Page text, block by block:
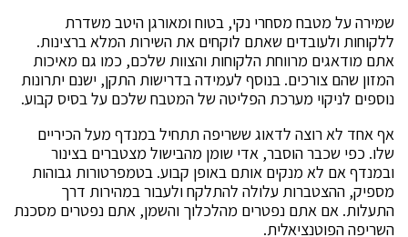
שמירה על מטבח מסחרי נקי, בטוח ומאורגן היטב משדרת
ללקוחות ולעובדים שאתם לוקחים את השירות המלא ברצינות.
אתם מודאגים מרווחת הלקוחות והצוות שלכם, כמו גם מאיכות
המזון שהם צורכים. בנוסף לעמידה בדרישות התקן, ישנם יתרונות
נוספים לניקוי מערכת הפליטה של המטבח שלכם על בסיס קבוע.
אף אחד לא רוצה לדאוג ששריפה תתחיל במנדף מעל הכיריים
שלו. כפי שכבר הוסבר, אדי שומן מהבישול מצטברים בצינור
ובמנדף אם לא מנקים אותם באופן קבוע. בטמפרטורות גבוהות
מספיק, ההצטברות עלולה להתלקח ולעבור במהירות דרך
התעלות. אם אתם נפטרים מהלכלוך והשמן, אתם נפטרים מסכנת
השריפה הפוטנציאלית.